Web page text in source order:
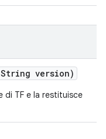
version)
di TF e la restituisce